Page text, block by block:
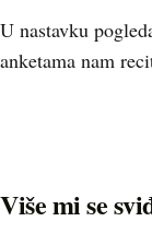
U nastavku
anketama nam
Više mi se